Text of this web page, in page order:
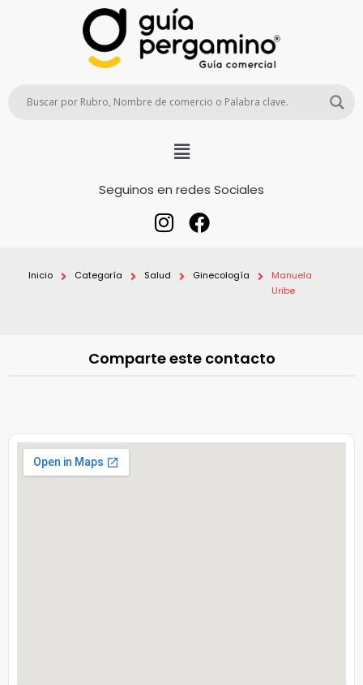
Seguinos en redes Sociales
Inicio Categoría Salud Ginecología
Manuela
Uribe
Comparte este contacto